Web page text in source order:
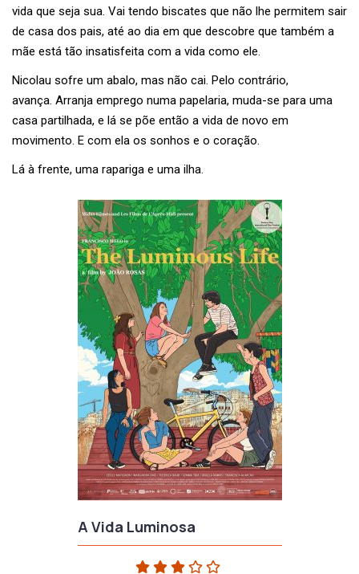
A Vida Luminosa
vida que seja sua. Vai tendo biscates que não lhe permitem sair
de casa dos pais, até ao dia em que descobre que também a
mãe está tão insatisfeita com a vida como ele.
Nicolau sofre um abalo, mas não cai. Pelo contrário,
avança. Arranja emprego numa papelaria, muda-se para uma
casa partilhada, e lá se põe então a vida de novo em
movimento. E com ela os sonhos e o coração.
Lá à frente, uma rapariga e uma ilha.